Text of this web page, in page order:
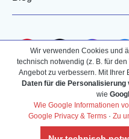
Wir verwenden Cookies und
technisch notwendig (z. B. für
Angebot zu verbessern. Mit
Daten für die Personalisierung
wie
Wie Google Informationen
Google Privacy & Terms · Zu